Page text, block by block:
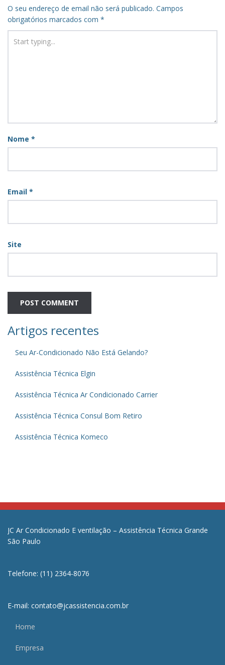
O seu endereço de email não será publicado. Campos
obrigatórios marcados com *
Nome *
Email *
Site
Artigos recentes
Seu Ar-Condicionado Não Está Gelando?
Assistência Técnica Elgin
Assistência Técnica Ar Condicionado Carrier
Assistência Técnica Consul Bom Retiro
Assistência Técnica Komeco
JC Ar Condicionado E ventilação – Assistência Técnica Grande
São Paulo
Telefone: (11) 2364-8076
E-mail: contato@jcassistencia.com.br
Home
Empresa